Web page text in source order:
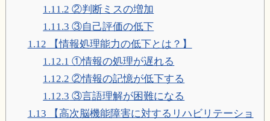
1.11.2 ②判断ミスの増加
1.11.3 ③自己評価の低下
1.12 【情報処理能力の低下とは？】
1.12.1 ①情報の処理が遅れる
1.12.2 ②情報の記憶が低下する
1.12.3 ③言語理解が困難になる
1.13 【高次脳機能障害に対するリハビリテーショ